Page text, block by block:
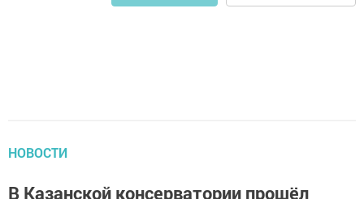
НОВОСТИ
В Казанской консерватории прошёл